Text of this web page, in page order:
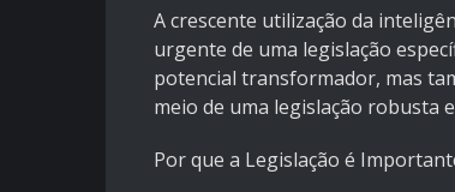
A crescente utilização da
urgente de uma legislação
potencial transformador, mas
meio de uma legislação robusta
Por que a Legislação é